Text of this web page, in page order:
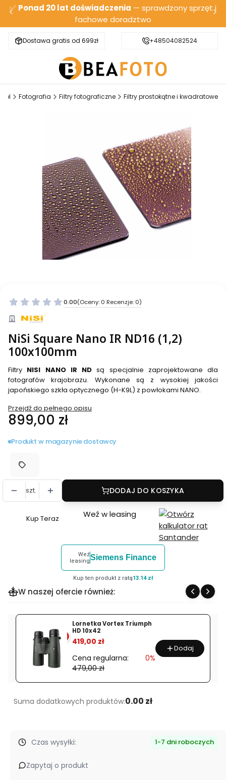
✅ Ponad 20 lat doświadczenia — sprawdzony sprzęt i
fachowe doradztwo
Dostawa gratis od 699zł Bezpieczna wysyłka
+48504082524
Fotografia Filtry fotograficzne Filtry prostokątne i kwadratowe
0.00(Oceny: 0 Recenzje: 0)
NiSi Square Nano IR ND16 (1,2)
100x100mm
Filtry NISI NANO IR ND są specjalnie zaprojektowane dla
fotografów krajobrazu. Wykonane są z wysokiej jakości
japońskiego szkła optycznego (H-K9L) z powłokami NANO.
Przejdź do pełnego opisu
Cena
899,00 zł
Produkt w magazynie dostawcy
szt. DODAJ DO KOSZYKA
Szybki
Nano
(1,2)
100x100mm
Kup Teraz Weź w leasing
Weź
leasingSiemens Finance
Kup ten produkt z ratą13.14 zł
W naszej ofercie również:
Lornetka Vortex Triumph
HD 10x42
419,00 zł
Cena regularna:
479,00 zł
0%
Dodaj
Suma dodatkowych produktów:0.00 zł
Czas wysyłki: 1-7 dni roboczych
Zapytaj o produkt